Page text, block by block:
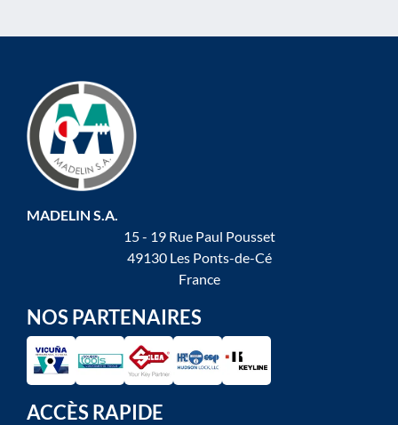
MADELIN S.A.
15 - 19 Rue Paul Pousset
49130 Les Ponts-de-Cé
France
NOS PARTENAIRES
ACCÈS RAPIDE